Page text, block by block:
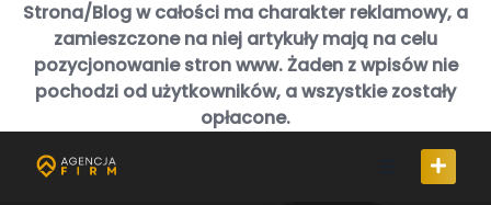
Strona/Blog w całości ma charakter reklamowy, a
zamieszczone na niej artykuły mają na celu
pozycjonowanie stron www. Żaden z wpisów nie
pochodzi od użytkowników, a wszystkie zostały
opłacone.
Skip
content